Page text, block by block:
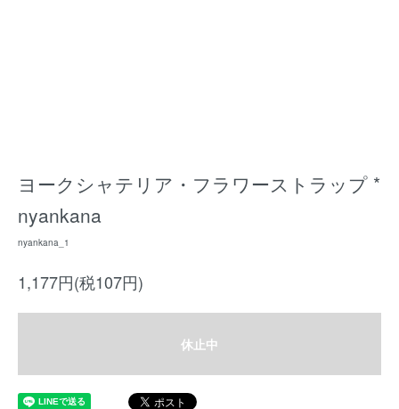
ヨークシャテリア・フラワーストラップ *
nyankana
nyankana_1
1,177円(税107円)
休止中